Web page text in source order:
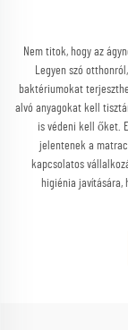
Nem titok, hogy az
Legyen szó
baktériumokat
alvó anyagokat kell
is védeni kell őket.
jelentenek a
kapcsolatos
higiénia javítására,